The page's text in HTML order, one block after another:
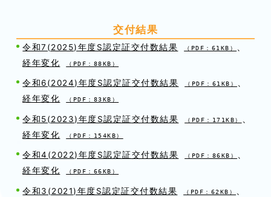
交付結果
令和7(2025)年度S認定証交付数結果 （PDF：61KB） 、
経年変化 （PDF：88KB）
令和6(2024)年度S認定証交付数結果 （PDF：61KB） 、
経年変化 （PDF：83KB）
令和5(2023)年度S認定証交付数結果 （PDF：171KB） 、
経年変化 （PDF：154KB）
令和4(2022)年度S認定証交付数結果 （PDF：86KB） 、
経年変化 （PDF：66KB）
令和3(2021)年度S認定証交付数結果 （PDF：62KB） 、